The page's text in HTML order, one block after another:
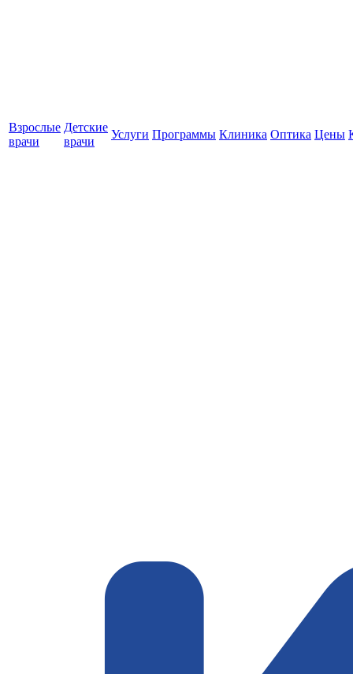
Взрослые
врачи
Детские
врачи
Услуги Программы Клиника Оптика Цены